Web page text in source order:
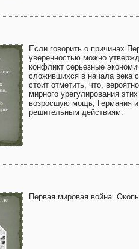
Если говорить о причинах
уверенностью можно
конфликт серьезные
сложившихся в начала века
стоит отметить, что,
мирного урегулирования
возросшую мощь, Германия
решительным действиям.
Первая мировая война.